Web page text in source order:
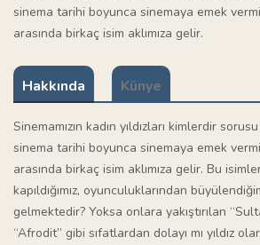
sinema tarihi boyunca sinemaya emek
arasında birkaç isim aklımıza gelir.
Hakkında Künye
Sinemamızın kadın yıldızları kimlerdir
sinema tarihi boyunca sinemaya emek
arasında birkaç isim aklımıza gelir. Bu
kapıldığımız, oyunculuklarından
gelmektedir? Yoksa onlara yakıştırılan
“Afrodit” gibi sıfatlardan dolayı mı yıldız